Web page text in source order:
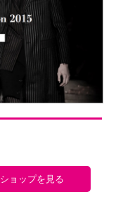
ショップを見る